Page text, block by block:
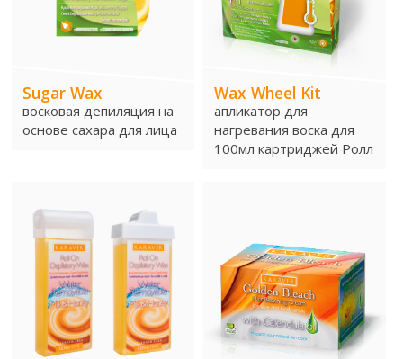
Осветляющий Крем
Sugar Wax
Рол он воск
Wax Wheel Kit
Sugar Wax
восковая депиляция на
основе сахара для лица
Wax Wheel Kit
апликатор для
нагревания воска для
100мл картриджей Ролл